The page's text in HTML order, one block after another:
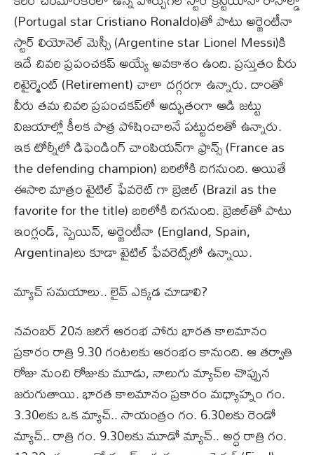
(Portugal star Cristiano Ronaldo)తో పాటు అర్జెంటీనా
స్టార్ లియోనెల్ మెస్సీ (Argentine star Lionel Messi)కి
ఇదే చివరి ప్రపంచకప్ అయ్యే అవకాశం ఉంది. ప్రస్తుతం వీరు
రిటైర్మెంట్ (Retirement) చాలా దగ్గరగా ఉన్నారు. దాంతో
వీరు తమ చివరి ప్రపంచకప్‌లో అద్భుతంగా ఆడి జట్టు
విజయాల్లో కీలక పాత్ర పోషించాలనే పట్టుదలతో ఉన్నారు.
ఇక టోర్నీలో డిఫెండింగ్ చాంపియన్‌గా ఫ్రాన్స్ (France as
the defending champion) బరిలోకి దిగనుంది. అయితే
ఈసారి మాత్రం టైటిల్ ఫేవరెట్ గా బ్రెజిల్ (Brazil as the
favorite for the title) బరిలోకి దిగనుంది. బ్రెజిల్‌తో పాటు
ఇంగ్లండ్, స్పెయిన్, అర్జెంటీనా (England, Spain,
Argentina)లు కూడా టైటిల్ ఫేవరెట్స్‌‌లో ఉన్నాయి.
మ్యాచ్ సమయాలు.. లైవ్ ఎక్కడ చూడాలి?
నవంబర్ 20న జరిగే ఆరంభ పోరు భారత కాలమానం
ప్రకారం రాత్రి 9.30 గంటలకు ఆరంభం కానుంది. ఆ తర్వాతి
రోజు నుంచి రోజుకు మూడు, నాలుగు మ్యాచ్‌ల చొప్పున
జరుగుతాయి. భారత కాలమానం ప్రకారం మధ్యాహ్నం గం.
3.30లకు ఒక మ్యాచ్.. సాయంత్రం గం. 6.30లకు రెండో
మ్యాచ్.. రాత్రి గం. 9.30లకు మూడో మ్యాచ్.. అర్ధ రాత్రి గం.